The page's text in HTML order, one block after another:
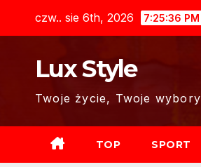
czw.. sie 6th, 2026 7:25:38 PM
Lux Style
Twoje życie, Twoje wybory
TOP SPORT